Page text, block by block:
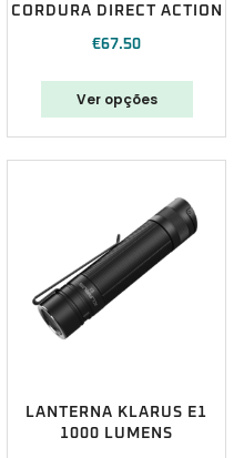
CORDURA DIRECT ACTION
€67.50
Ver opções
LANTERNA KLARUS E1
1000 LUMENS